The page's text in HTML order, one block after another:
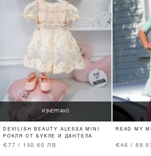
ИЗЧЕРПАНО
DEVILISH BEAUTY ALESSA MINI
РОКЛЯ ОТ БУКЛЕ И ДАНТЕЛА
€77 / 150.60 ЛВ.
READ MY
€46 /